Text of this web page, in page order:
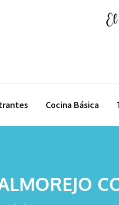
Cocina Básica